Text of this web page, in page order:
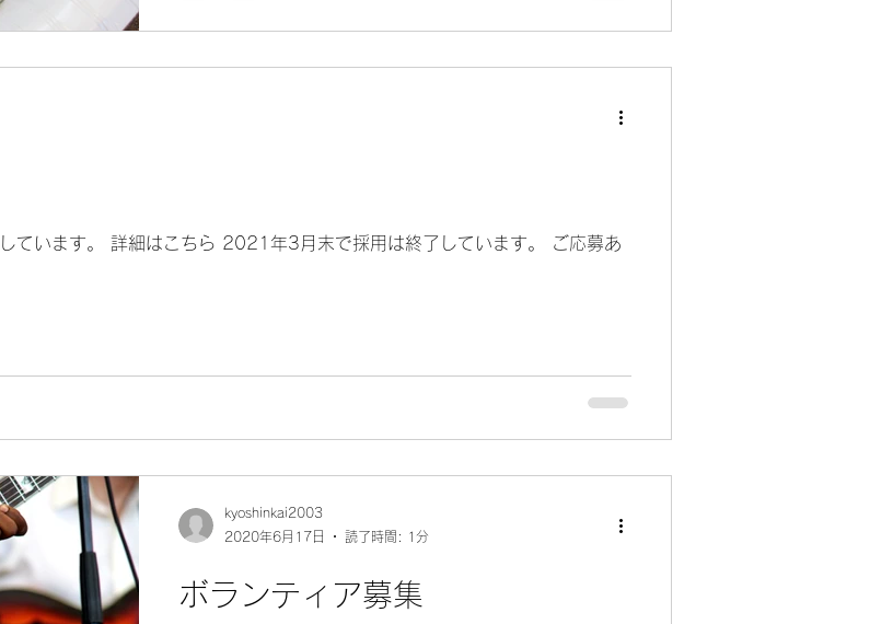
ています。 詳細はこちら 2021年3月末で採用は終了しています。 ご応募あ
ボランティア募集
kyoshinkai2003
2020年6月17日
読了時間: 1分